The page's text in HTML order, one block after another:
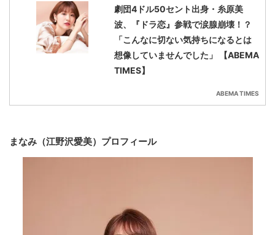
劇団4ドル50セント出身・糸原美
波、『ドラ恋』参戦で涙腺崩壊！？
「こんなに切ない気持ちになるとは
想像していませんでした」 【ABEMA
TIMES】
ABEMA TIMES
まなみ（江野沢愛美）プロフィール